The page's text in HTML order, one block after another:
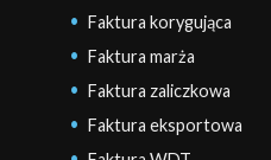
Faktura korygująca
Faktura marża
Faktura zaliczkowa
Faktura eksportowa